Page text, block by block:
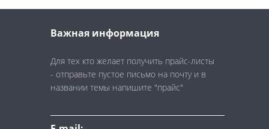
Важная информация
Для тех кто желает получить прайс-листы
- отправьте пустое письмо на почту и в
названии темы напишите "прайс"